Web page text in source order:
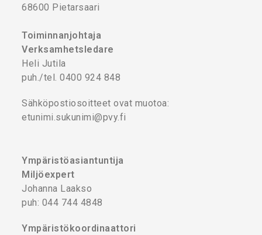
68600 Pietarsaari
Toiminnanjohtaja
Verksamhetsledare
Heli Jutila
puh./tel. 0400 924 848
Sähköpostiosoitteet ovat muotoa:
etunimi.sukunimi@pvy.fi
Ympäristöasiantuntija
Miljöexpert
Johanna Laakso
puh: 044 744 4848
Ympäristökoordinaattori